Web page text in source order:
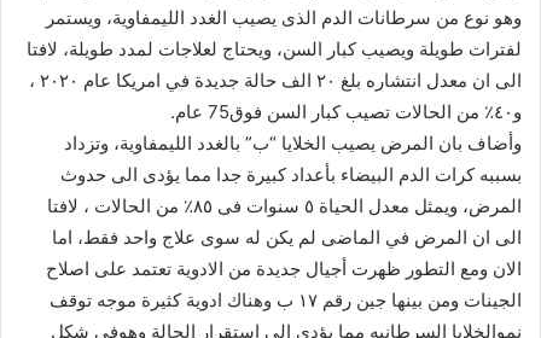
وهو نوع من سرطانات الدم الذى يصيب الغدد الليمفاوية، ويستمر
لفترات طويلة ويصيب كبار السن، ويحتاج لعلاجات لمدد طويلة، لافتا
الى ان معدل انتشاره بلغ ٢٠ الف حالة جديدة في امريكا عام ٢٠٢٠ ،
و٤٠٪ من الحالات تصيب كبار السن فوق75 عام.
وأضاف بان المرض يصيب الخلايا “ب” بالغدد الليمفاوية، وتزداد
بسببه كرات الدم البيضاء بأعداد كبيرة جدا مما يؤدى الى حدوث
المرض، ويمثل معدل الحياة ٥ سنوات فى ٨٥٪ من الحالات ، لافتا
الى ان المرض في الماضى لم يكن له سوى علاج واحد فقط، اما
الان ومع التطور ظهرت أجيال جديدة من الادوية تعتمد على اصلاح
الجينات ومن بينها جين رقم ١٧ ب وهناك ادوية كثيرة موجه توقف
نموالخلايا السرطانيه مما يؤدى الى استقرار الحالة وهوفي شكل